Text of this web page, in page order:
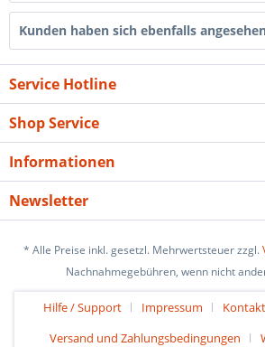
Kunden haben sich ebenfalls
Service Hotline
Shop Service
Informationen
Newsletter
* Alle Preise inkl. gesetzl. Mehrwertsteuer zzgl.
Nachnahmegebühren, wenn nicht
Hilfe / Support Impressum Kontakt
Versand und Zahlungsbedingungen